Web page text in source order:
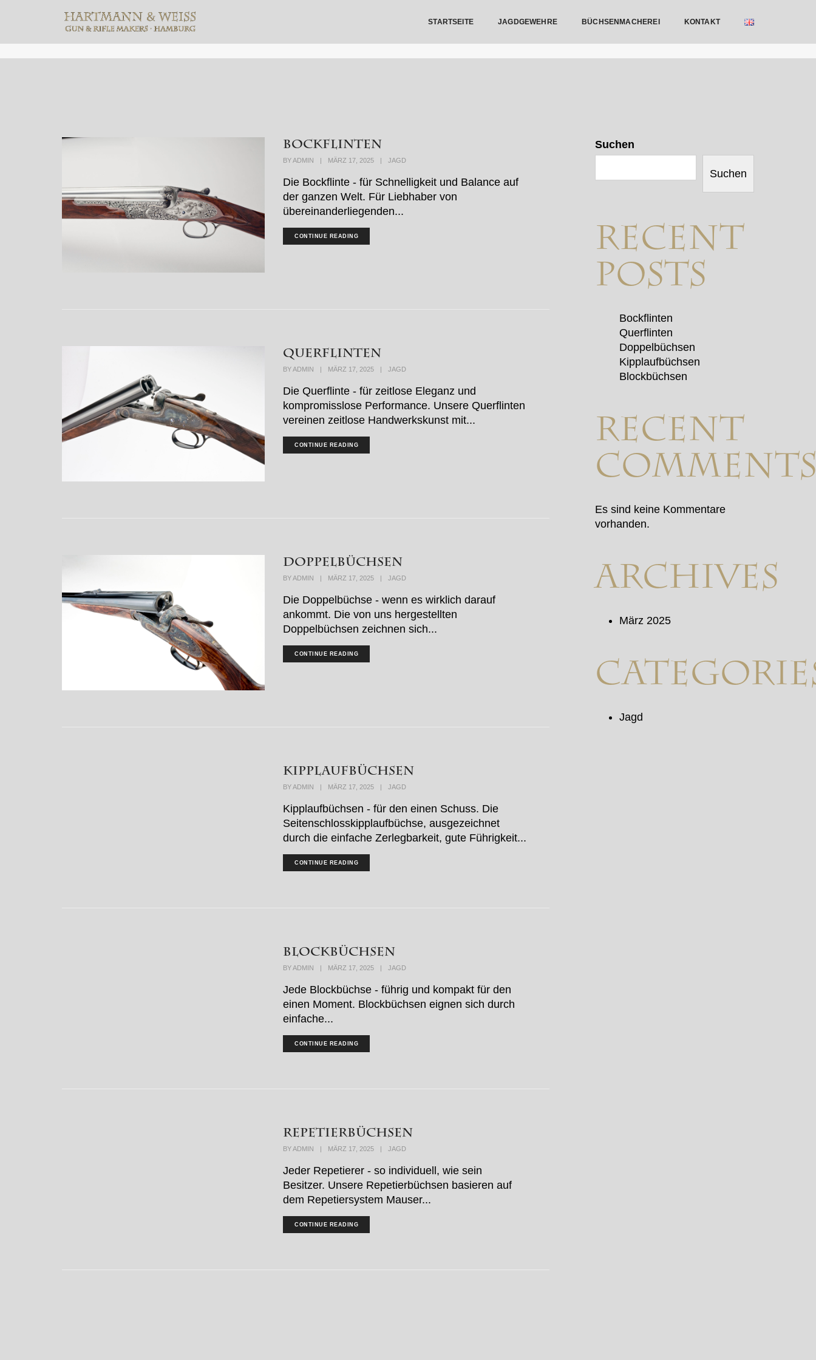
STARTSEITE JAGDGEWEHRE BÜCHSENMACHEREI KONTAKT
März 2025
Bockflinten
BYADMIN | MÄRZ 17, 2025 | JAGD
Die Bockflinte - für Schnelligkeit und Balance auf
der ganzen Welt. Für Liebhaber von
übereinanderliegenden...
CONTINUE READING
Querflinten
BYADMIN | MÄRZ 17, 2025 | JAGD
Die Querflinte - für zeitlose Eleganz und
kompromisslose Performance. Unsere Querflinten
vereinen zeitlose Handwerkskunst mit...
CONTINUE READING
Doppelbüchsen
BYADMIN | MÄRZ 17, 2025 | JAGD
Die Doppelbüchse - wenn es wirklich darauf
ankommt. Die von uns hergestellten
Doppelbüchsen zeichnen sich...
CONTINUE READING
Kipplaufbüchsen
BYADMIN | MÄRZ 17, 2025 | JAGD
Kipplaufbüchsen - für den einen Schuss. Die
Seitenschlosskipplaufbüchse, ausgezeichnet
durch die einfache Zerlegbarkeit, gute Führigkeit...
CONTINUE READING
Blockbüchsen
BYADMIN | MÄRZ 17, 2025 | JAGD
Jede Blockbüchse - führig und kompakt für den
einen Moment. Blockbüchsen eignen sich durch
einfache...
CONTINUE READING
Repetierbüchsen
BYADMIN | MÄRZ 17, 2025 | JAGD
Jeder Repetierer - so individuell, wie sein
Besitzer. Unsere Repetierbüchsen basieren auf
dem Repetiersystem Mauser...
CONTINUE READING
Suchen
Suchen
Recent
Posts
Bockflinten
Querflinten
Doppelbüchsen
Kipplaufbüchsen
Blockbüchsen
Recent
Es sind keine Kommentare
vorhanden.
Archives
März 2025
Jagd